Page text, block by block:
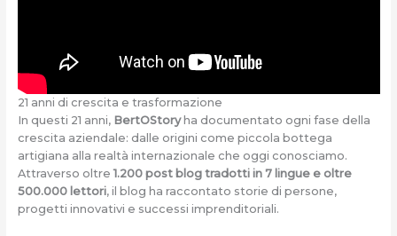
21 anni di crescita e trasformazione
In questi 21 anni, BertOStoryha documentato ogni fase della
crescita aziendale: dalle origini come piccola bottega
artigiana alla realtà internazionale che oggi conosciamo.
Attraverso oltre1.200 post blog tradotti in 7 lingue e oltre
500.000 lettori, il blog ha raccontato storie di persone,
progetti innovativi e successi imprenditoriali.